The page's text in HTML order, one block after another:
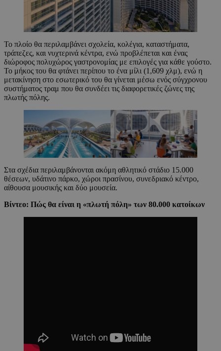
Το πλοίο θα περιλαμβάνει σχολεία, κολέγια, καταστήματα,
τράπεζες, και νυχτερινά κέντρα, ενώ προβλέπεται και ένας
διώροφος πολυχώρος γαστρονομίας με επιλογές για κάθε γούστο.
Το μήκος του θα φτάνει περίπου το ένα μίλι (1,609 χλμ), ενώ η
μετακίνηση στο εσωτερικό του θα γίνεται μέσω ενός σύγχρονου
συστήματος τραμ που θα συνδέει τις διαφορετικές ζώνες της
πλωτής πόλης.
Στα σχέδια περιλαμβάνονται ακόμη αθλητικό στάδιο 15.000
θέσεων, υδάτινο πάρκο, χώροι πρασίνου, συνεδριακό κέντρο,
αίθουσα μουσικής και δύο μουσεία.
Βίντεο: Πώς θα είναι η «πλωτή πόλη» των 80.000 κατοίκων